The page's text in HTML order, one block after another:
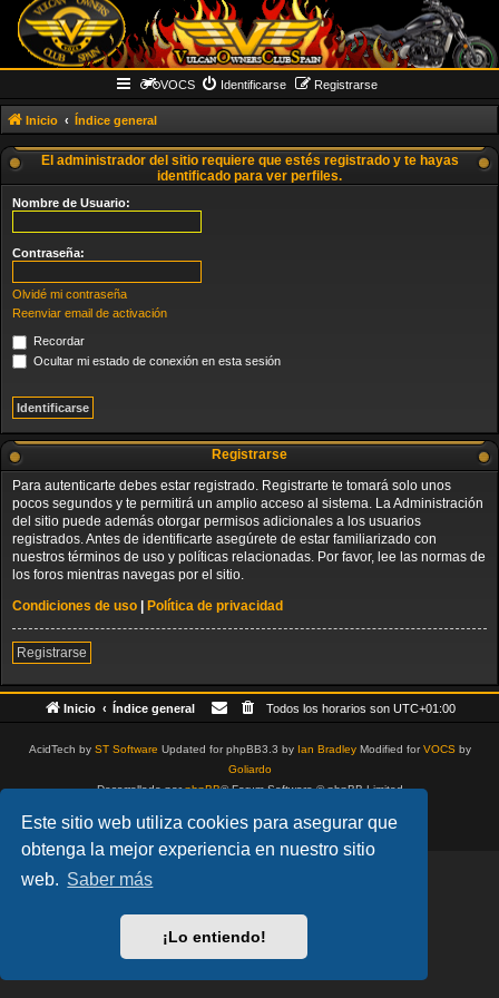
Este sitio web utiliza cookies para asegurar que
obtenga la mejor experiencia en nuestro sitio
web. Saber más
¡Lo entiendo!
VOCS Identificarse Registrarse
Inicio Índice general
El administrador del sitio requiere que estés registrado y te hayas
identificado para ver perfiles.
Nombre de Usuario:
Contraseña:
Olvidé mi contraseña
Reenviar email de activación
Recordar
Ocultar mi estado de conexión en esta sesión
Registrarse
Para autenticarte debes estar registrado. Registrarte te tomará solo unos
pocos segundos y te permitirá un amplio acceso al sistema. La Administración
del sitio puede además otorgar permisos adicionales a los usuarios
registrados. Antes de identificarte asegúrete de estar familiarizado con
nuestros términos de uso y políticas relacionadas. Por favor, lee las normas de
los foros mientras navegas por el sitio.
Condiciones de uso
Política de privacidad
Registrarse
Inicio Índice general Todos los horarios son UTC+01:00
AcidTech by ST Software Updated for phpBB3.3 by Ian BradleyModified forVOCSby
Goliardo
Desarrollado porphpBB® Forum Software © phpBB Limited
Privacidad| Condiciones